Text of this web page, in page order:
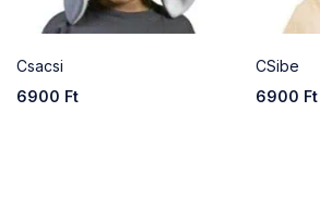
Csacsi
6900 Ft
CSibe
6900 Ft